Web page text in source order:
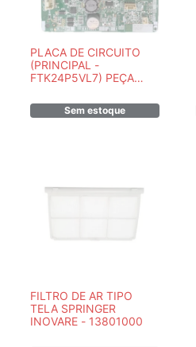
PLACA DE CIRCUITO
(PRINCIPAL -
FTK24P5VL7) PEÇA
7900145MR
Sem estoque
FILTRO DE AR TIPO
TELA SPRINGER
INOVARE - 13801000